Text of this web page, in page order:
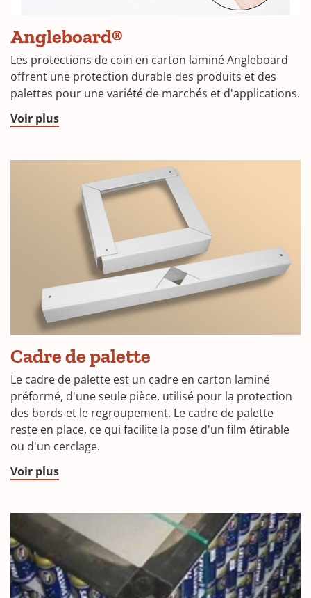
Angleboard®
Les protections de coin en carton laminé Angleboard
offrent une protection durable des produits et des
palettes pour une variété de marchés et d'applications.
Voir plus
Cadre de palette
Le cadre de palette est un cadre en carton laminé
préformé, d'une seule pièce, utilisé pour la protection
des bords et le regroupement. Le cadre de palette
reste en place, ce qui facilite la pose d'un film étirable
ou d'un cerclage.
Voir plus